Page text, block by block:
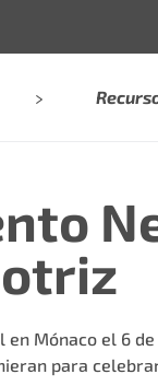
en Mónaco el 6
para